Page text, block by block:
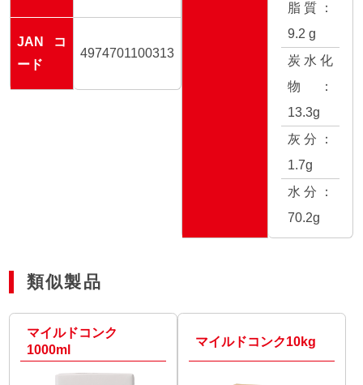
JAN コ
ード
4974701100313
脂質：
9.2 g
炭水化
物：
13.3g
灰分：
1.7g
水分：
70.2g
類似製品
マイルドコンク
1000ml
マイルドコンク10kg